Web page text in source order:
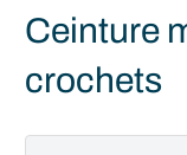
Ceinture
crochets